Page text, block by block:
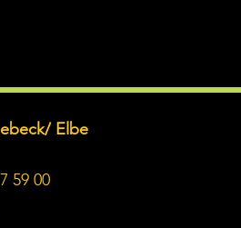
Elbe
59 00